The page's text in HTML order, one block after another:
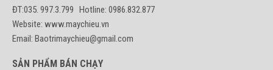
ĐT:035. 997.3.799 Hotline: 0986.832.877
Website: www.maychieu.vn
Email: Baotrimaychieu@gmail.com
SẢN PHẨM BÁN CHẠY